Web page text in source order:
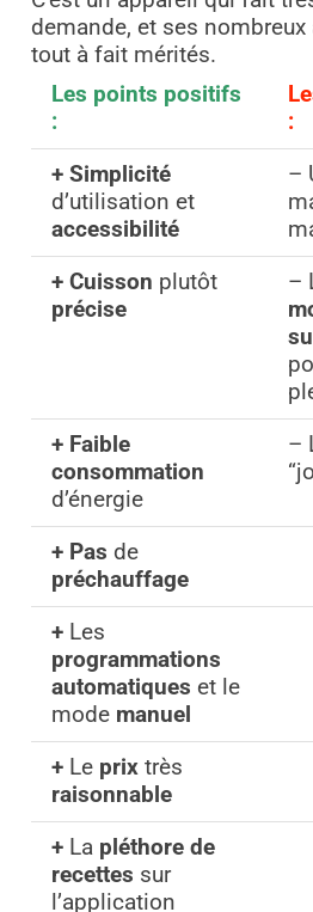
demande, et ses
tout à fait mérités.
Les points positifs
:
:
+ Simplicité
d’utilisation et
accessibilité
–
+ Cuisson plutôt
précise
–
+ Faible
consommation
d’énergie
–
+ Pas de
préchauffage
+ Les
programmations
automatiques et le
mode manuel
+ Le prixtrès
raisonnable
+ La pléthore de
recettes sur
l’application